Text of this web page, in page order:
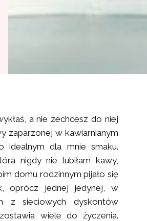
a nie zechcesz do niej
zaparzonej w kawiarnianym
idealnym dla mnie smaku.
nigdy nie lubiłam kawy,
domu rodzinnym pijało się
oprócz jednej jedynej, w
z sieciowych dyskontów
wiele do życzenia.